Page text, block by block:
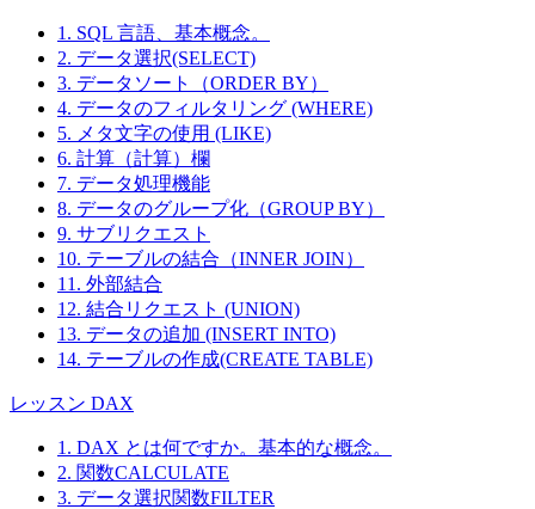
1. SQL 言語、基本概念。
2. データ選択(SELECT)
3. データソート（ORDER BY）
4. データのフィルタリング (WHERE)
5. メタ文字の使用 (LIKE)
6. 計算（計算）欄
7. データ処理機能
8. データのグループ化（GROUP BY）
9. サブリクエスト
10. テーブルの結合（INNER JOIN）
11. 外部結合
12. 結合リクエスト (UNION)
13. データの追加 (INSERT INTO)
14. テーブルの作成(CREATE TABLE)
レッスン DAX
1. DAX とは何ですか。基本的な概念。
2. 関数CALCULATE
3. データ選択関数FILTER